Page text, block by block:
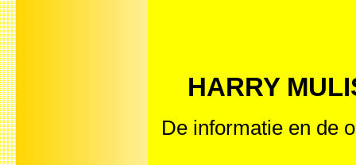
HARRY
De informatie en de